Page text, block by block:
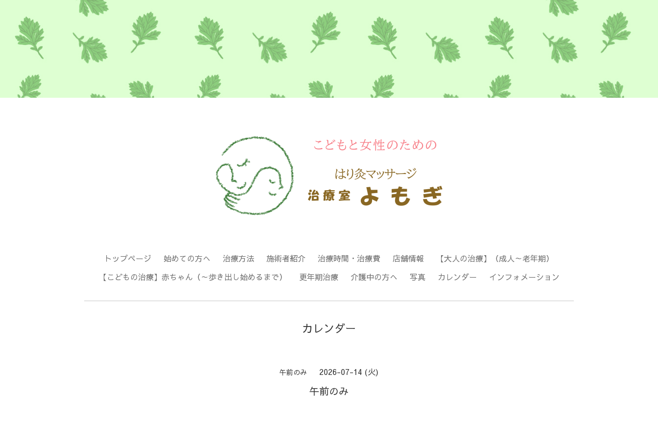
トップページ 始めての方へ 治療方法 施術者紹介 治療時間・治療費 店舗情報
【大人の治療】（成人～老年期）
【こどもの治療】赤ちゃん（～歩き出し始めるまで）
更年期治療 介護中の方へ 写真 カレンダー インフォメーション
カレンダー
午前のみ 2026-07-14 (火)
午前のみ